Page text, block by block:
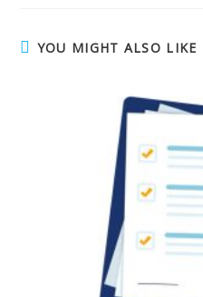
YOU MIGHT ALSO LIKE